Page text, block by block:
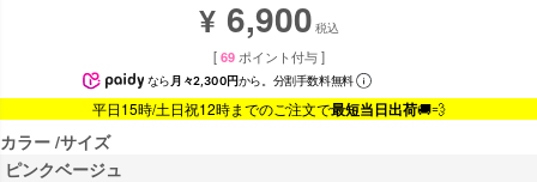
¥ 6,900 税込
[ 69 ポイント付与 ]
なら 月々2,300円から。分割手数料無料
平日15時/土日祝12時までのご注文で最短当日出荷🚚💨
カラー サイズ
ピンクベージュ